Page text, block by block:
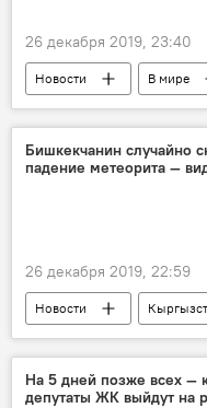
26 декабря 2019, 23:40
Новости В мире
видео
Эстония
Sputnik
Валентина Матвиенко
Бишкекчанин случайно
падение метеорита —
26 декабря 2019, 22:59
Новости
Бишкек
метеорит
астрономия
На 5 дней позже всех —
депутаты ЖК выйдут на